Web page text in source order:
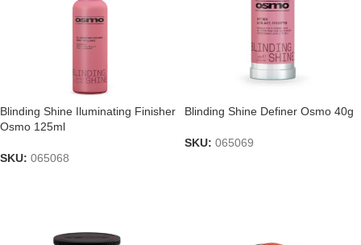
Blinding Shine Iluminating Finisher
Osmo 125ml
SKU: 065068
Blinding Shine Definer Osmo 40g
SKU: 065069